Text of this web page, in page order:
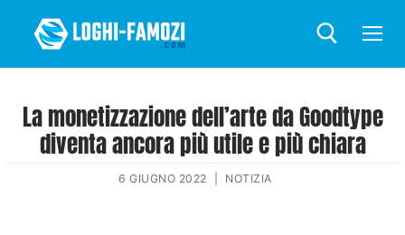
La monetizzazione dell’arte da Goodtype
diventa ancora più utile e più chiara
6 GIUGNO 2022 NOTIZIA